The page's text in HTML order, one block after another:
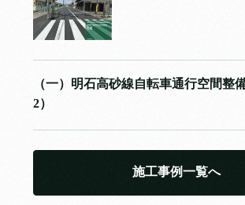
（一）明石高砂線自転車通行空間整
2）
施工事例一覧へ